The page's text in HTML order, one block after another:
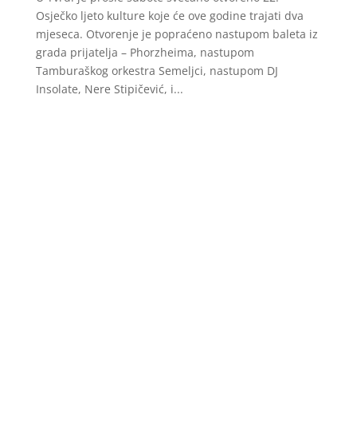
Osječko ljeto kulture koje će ove godine trajati dva
mjeseca. Otvorenje je popraćeno nastupom baleta iz
grada prijatelja – Phorzheima, nastupom
Tamburaškog orkestra Semeljci, nastupom DJ
Insolate, Nere Stipičević, i...